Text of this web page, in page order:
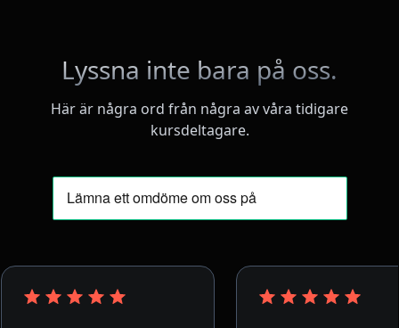
Lyssna inte bara på oss.
Här är några ord från några av våra tidigare
kursdeltagare.